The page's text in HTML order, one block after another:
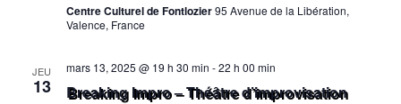
VUES
Centre Culturel de Fontlozier95 Avenue de la Libération,
Valence, France
JEU
13 Breaking Impro – Théâtre d’improvisation
mars 13, 2025 @ 19 h 30 min -22 h 00 min